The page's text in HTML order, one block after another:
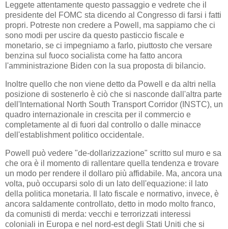
Leggete attentamente questo passaggio e vedrete che il
presidente del FOMC sta dicendo al Congresso di farsi i fatti
propri. Potreste non credere a Powell, ma sappiamo che ci
sono modi per uscire da questo pasticcio fiscale e
monetario, se ci impegniamo a farlo, piuttosto che versare
benzina sul fuoco socialista come ha fatto ancora
l'amministrazione Biden con la sua proposta di bilancio.
Inoltre quello che non viene detto da Powell e da altri nella
posizione di sostenerlo è ciò che si nasconde dall'altra parte
dell'International North South Transport Corridor (INSTC), un
quadro internazionale in crescita per il commercio e
completamente al di fuori dal controllo o dalle minacce
dell'establishment politico occidentale.
Powell può vedere "de-dollarizzazione" scritto sul muro e sa
che ora è il momento di rallentare quella tendenza e trovare
un modo per rendere il dollaro più affidabile. Ma, ancora una
volta, può occuparsi solo di un lato dell'equazione: il lato
della politica monetaria. Il lato fiscale e normativo, invece, è
ancora saldamente controllato, detto in modo molto franco,
da comunisti di merda: vecchi e terrorizzati interessi
coloniali in Europa e nel nord-est degli Stati Uniti che si